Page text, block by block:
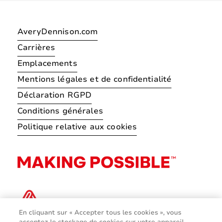
AveryDennison.com
Carrières
Emplacements
Mentions légales et de confidentialité
Déclaration RGPD
Conditions générales
Politique relative aux cookies
En cliquant sur « Accepter tous les cookies », vous